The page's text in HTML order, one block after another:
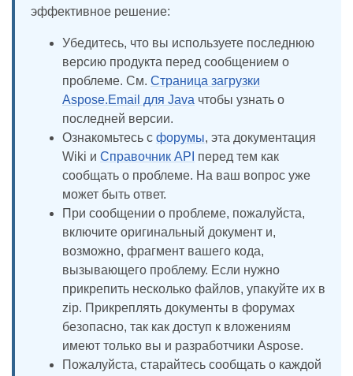
эффективное решение:
Убедитесь, что вы используете последнюю
версию продукта перед сообщением о
проблеме. См. Страница загрузки
Aspose.Email для Java чтобы узнать о
последней версии.
Ознакомьтесь с форумы, эта документация
Wiki и Справочник API перед тем как
сообщать о проблеме. На ваш вопрос уже
может быть ответ.
При сообщении о проблеме, пожалуйста,
включите оригинальный документ и,
возможно, фрагмент вашего кода,
вызывающего проблему. Если нужно
прикрепить несколько файлов, упакуйте их в
zip. Прикреплять документы в форумах
безопасно, так как доступ к вложениям
имеют только вы и разработчики Aspose.
Пожалуйста, старайтесь сообщать о каждой